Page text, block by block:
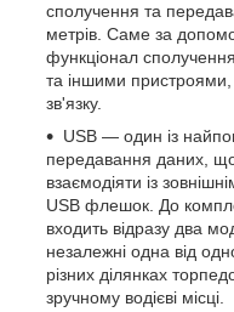
сполучення та
метрів. Саме за
функціонал
та іншими пристроями,
зв'язку.
USB — один із
передавання даних,
взаємодіяти із
USB флешок. До
входить відразу два
незалежні одна від
різних ділянках
зручному водієві місці.